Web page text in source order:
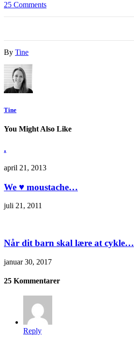
25 Comments
By Tine
Tine
You Might Also Like
.
april 21, 2013
We ♥ moustache…
juli 21, 2011
Når dit barn skal lære at cykle…
januar 30, 2017
25 Kommentarer
Reply